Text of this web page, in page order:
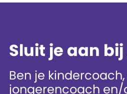
Sluit je aan
Ben je kindercoach,
jongerencoach